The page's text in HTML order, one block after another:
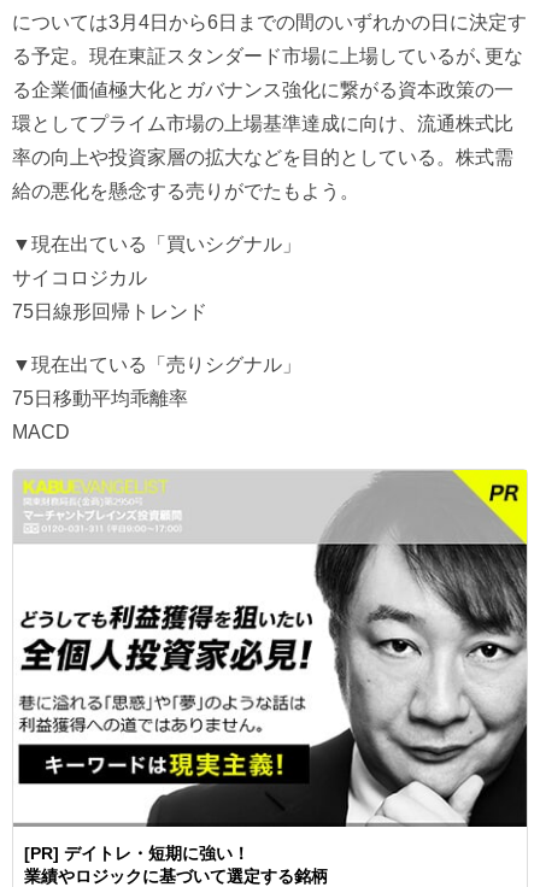
については3月4日から6日までの間のいずれかの日に決定す
る予定。現在東証スタンダード市場に上場しているが､更な
る企業価値極大化とガバナンス強化に繋がる資本政策の一
環としてプライム市場の上場基準達成に向け、流通株式比
率の向上や投資家層の拡大などを目的としている。株式需
給の悪化を懸念する売りがでたもよう。
▼現在出ている「買いシグナル」
サイコロジカル
75日線形回帰トレンド
▼現在出ている「売りシグナル」
75日移動平均乖離率
MACD
[PR] デイトレ・短期に強い！
業績やロジックに基づいて選定する銘柄